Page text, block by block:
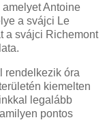
Antoine
a svájci Le
a svájci Richemont
rendelkezik óra
kiemelten
legalább
pontos